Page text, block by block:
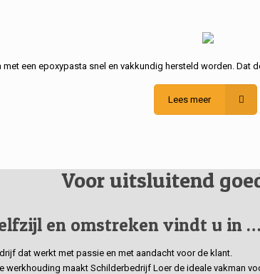
met een epoxypasta snel en vakkundig hersteld worden.
Lees meer
Voor uitsluitend
en omstreken vindt u in
dat werkt met passie en met aandacht voor de klant.
werkhouding maakt Schilderbedrijf Loer de ideale vakman